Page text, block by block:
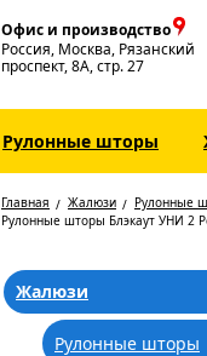
Офис и производство
Россия, Москва, Рязанский
проспект, 8А, стр. 27
Рулонные шторы
Главная Жалюзи Рулонные
Рулонные шторы Блэкаут УНИ 2
Жалюзи
Рулонные шторы